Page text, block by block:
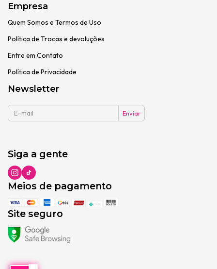
Empresa
Quem Somos e Termos de Uso
Política de Trocas e devoluções
Entre em Contato
Política de Privacidade
Newsletter
Siga a gente
Meios de pagamento
Site seguro